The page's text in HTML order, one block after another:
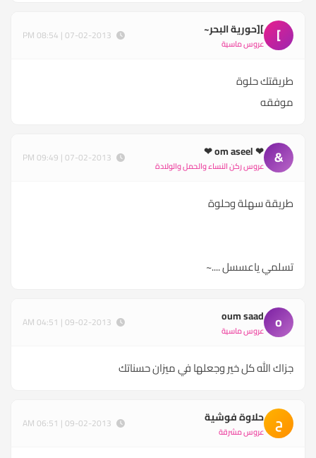
] ][حورية البحر~
عروس ماسية
طريقتك حلوة
موفقه
&
❤ om aseel ❤
عروس ركن النساء والحمل والولادة
طريقة سهلة وحلوة
تسلمي ياعسسل ....~
o
oum saad
عروس ماسية
جزاك الله كل خير وجعلها في ميزان حسناتك
ح حلاوة فوشية
عروس مشرقة